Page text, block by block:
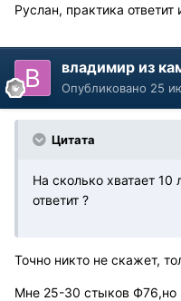
Руслан, практика ответит
владимир из
Опубликовано 25
Цитата
На сколько хватает 10
ответит ?
Точно никто не скажет,
Мне 25-30 стыков Ф76,но